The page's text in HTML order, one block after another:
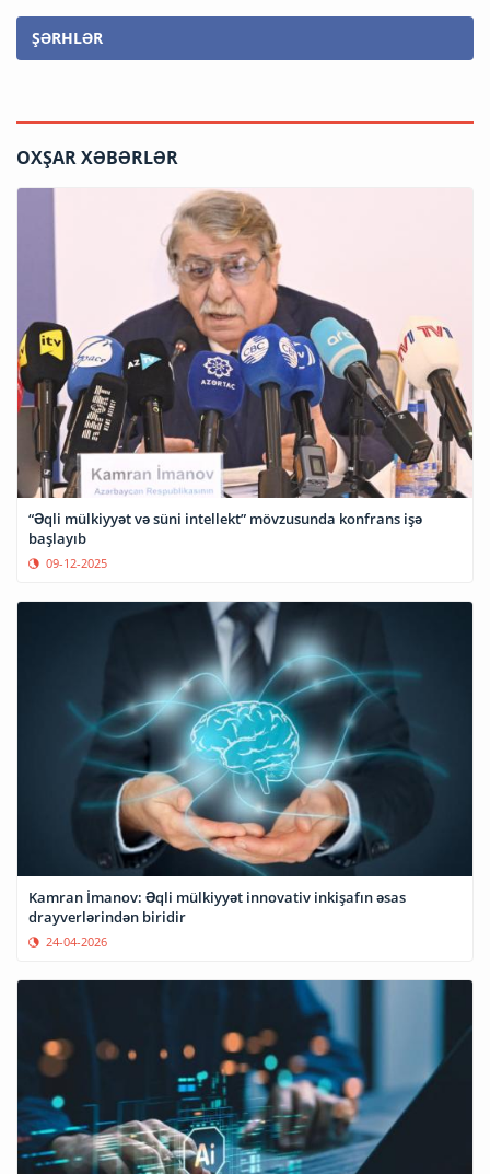
ŞƏRHLƏR
OXŞAR XƏBƏRLƏR
“Əqli mülkiyyət və süni intellekt” mövzusunda konfrans işə
başlayıb
09-12-2025
Kamran İmanov: Əqli mülkiyyət innovativ inkişafın əsas
drayverlərindən biridir
24-04-2026